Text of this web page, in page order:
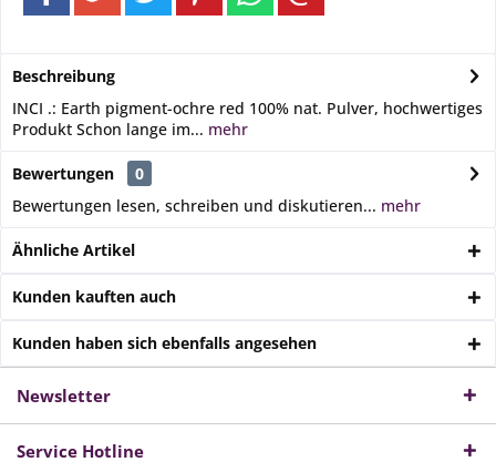
Beschreibung
INCI .: Earth pigment-ochre red 100% nat. Pulver, hochwertiges
Produkt Schon lange im... mehr
Bewertungen
0
Bewertungen lesen, schreiben und diskutieren... mehr
Ähnliche Artikel
Kunden kauften auch
Kunden haben sich ebenfalls angesehen
Newsletter
Service Hotline